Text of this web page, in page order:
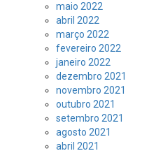
maio 2022
abril 2022
março 2022
fevereiro 2022
janeiro 2022
dezembro 2021
novembro 2021
outubro 2021
setembro 2021
agosto 2021
abril 2021